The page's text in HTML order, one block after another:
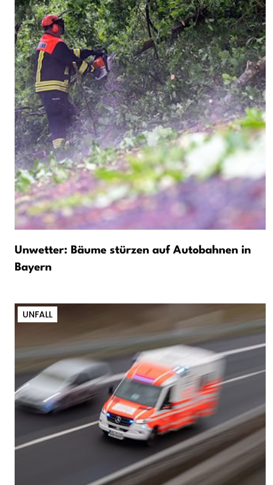
Unwetter: Bäume stürzen auf Autobahnen in
Bayern
UNFALL